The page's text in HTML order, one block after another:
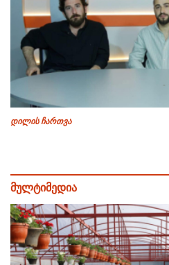
დილის ჩართვა
მულტიმედია